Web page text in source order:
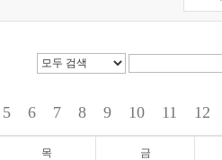
5 6 7 8 9 10 11 12
목 금